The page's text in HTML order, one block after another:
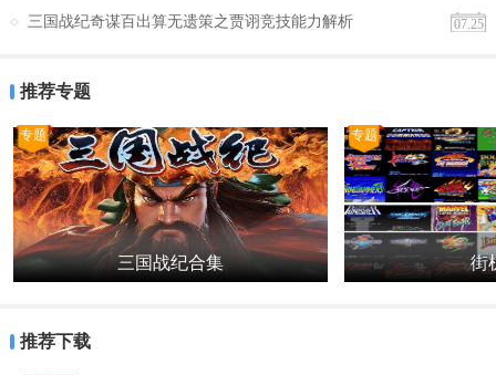
注意事项：前面3把剑都要同1个人持有，而且打完吕蒙之
07.25
三国战纪奇谋百出算无遗策之贾诩竞技能力解析
推荐专题
专题
三国战纪合集
专题
街
推荐下载